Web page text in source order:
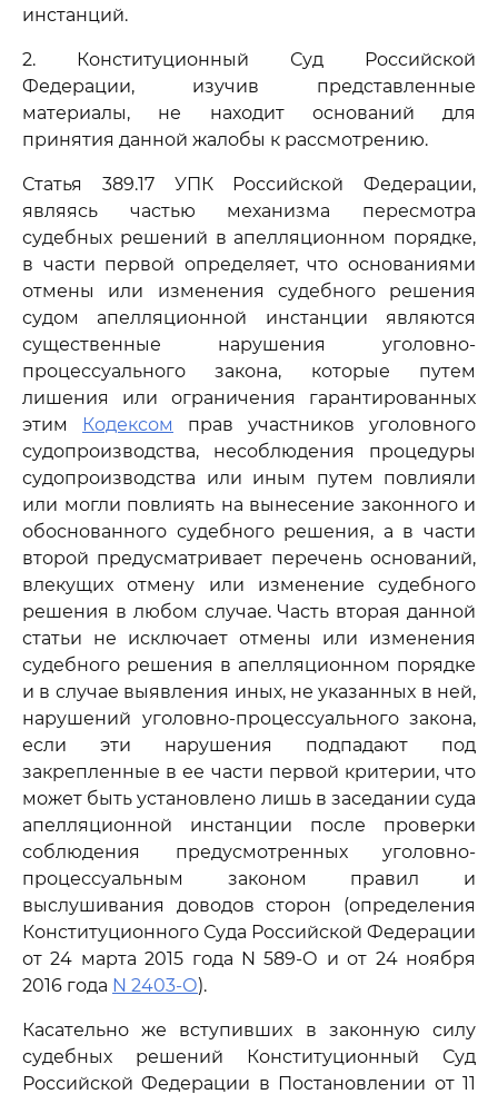
инстанций.
2. Конституционный Суд Российской
Федерации, изучив представленные
материалы, не находит оснований для
принятия данной жалобы к рассмотрению.
Статья 389.17 УПК Российской Федерации,
являясь частью механизма пересмотра
судебных решений в апелляционном порядке,
в части первой определяет, что основаниями
отмены или изменения судебного решения
судом апелляционной инстанции являются
существенные нарушения уголовно-
процессуального закона, которые путем
лишения или ограничения гарантированных
этим
Кодексом
прав участников уголовного
судопроизводства, несоблюдения процедуры
судопроизводства или иным путем повлияли
или могли повлиять на вынесение законного и
обоснованного судебного решения, а в части
второй предусматривает перечень оснований,
влекущих отмену или изменение судебного
решения в любом случае. Часть вторая данной
статьи не исключает отмены или изменения
судебного решения в апелляционном порядке
и в случае выявления иных, не указанных в ней,
нарушений уголовно-процессуального закона,
если эти нарушения подпадают под
закрепленные в ее части первой критерии, что
может быть установлено лишь в заседании суда
апелляционной инстанции после проверки
соблюдения предусмотренных уголовно-
процессуальным законом правил и
выслушивания доводов сторон (определения
Конституционного Суда Российской Федерации
от 24 марта 2015 года N 589-О и от 24 ноября
2016 года N 2403-О).
Касательно же вступивших в законную силу
судебных решений Конституционный Суд
Российской Федерации в Постановлении от 11